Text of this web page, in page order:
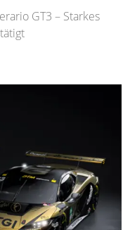
GT3 – Starkes